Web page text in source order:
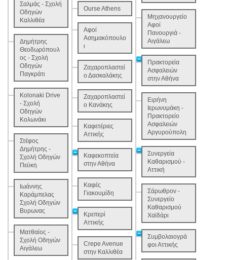
Σαλμάς - Σχολή
Οδηγών
Καλλιθέα
Δημήτρης
Θεοδωρόπουλ
ος - Σχολή
Οδηγών
Παγκράτι
Kolonaki Drive
- Σχολή
Οδηγών
Κολωνάκι
Στέφος
Δημήτρης -
Σχολή Οδηγών
Πεύκη
Ιωάννης
Καράμπελας
Σχολή Οδηγών
Βυρωνας
Ματθαίος -
Σχολή Οδηγών
Αιγάλεω
Ourse Athens
Αφοί
Ασημακόπουλο
ι
Ζαχαροπλαστεί
ο Δασκαλάκης
Ζαχαροπλαστεί
ο Κανάκης
Καφετέριες
Αττικής
Καφεκοπτεία
στην Αθήνα
Καφές
Γιακουμίδη
Κρεπερί
Αττικής
Crepe Avenue
στην Καλλιθέα
Μηχανουργείο
Αφοί
Πανουργιά -
Αιγάλεω
Πρακτορεία
Ασφαλειών
στην Αθήνα
Ειρήνη
Ιερωνυμάκη -
Πρακτορείο
Ασφαλειών
Αργυρούπολη
Συνεργεία
Καθαρισμού -
Αττική
Σάρωθρον -
Συνεργείο
Καθαρισμού
Χαϊδάρι
Συμβολαιογρά
φοι Αττικής